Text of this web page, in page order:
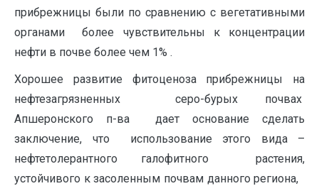
прибрежницы были по сравнению с вегетативными
органами более чувствительны к концентрации
нефти в почве более чем 1% .
Хорошее развитие фитоценоза прибрежницы на
нефтезагрязненных серо-бурых почвах
Апшеронского п-ва дает основание сделать
заключение, что использование этого вида –
нефтетолерантного галофитного растения,
устойчивого к засоленным почвам данного региона,